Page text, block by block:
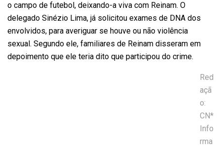
o campo de futebol, deixando-a viva com Reinam. O
delegado Sinézio Lima, já solicitou exames de DNA dos
envolvidos, para averiguar se houve ou não violência
sexual. Segundo ele, familiares de Reinam disseram em
depoimento que ele teria dito que participou do crime.
Red
açã
o:
CN*
Info
rma